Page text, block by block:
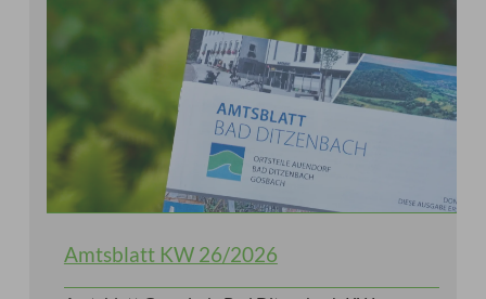
Amtsblatt KW 26/2026